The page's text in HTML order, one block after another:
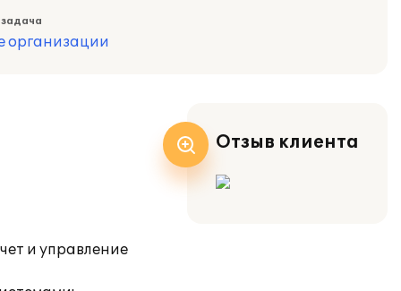
организации
и управление
Отзыв клиента